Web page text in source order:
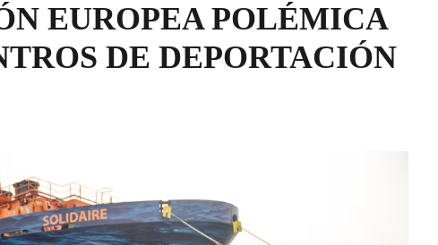
EUROPEA POLÉMICA
DE DEPORTACIÓN